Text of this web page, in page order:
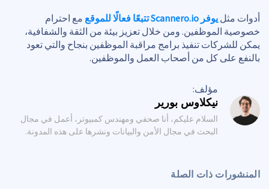
أدوات مثل يوفر Scannero.io تتبعًا فعالًا للموقع
مع احترام
خصوصية الموظفين. ومن خلال تعزيز بيئة من الثقة والشفافية،
يمكن للشركات تنفيذ برامج مراقبة الموظفين بنجاح والتي تعود
بالنفع على كل من أصحاب العمل والموظفين.
مؤلف:
نيكلاوس بورير
السلام عليكم، أنا صحفي ومهندس كمبيوتر، أعمل في مجال
البحث في مجال الأمن والبيانات ونشرها على هذه المدونة.
المنشورات ذات الصلة